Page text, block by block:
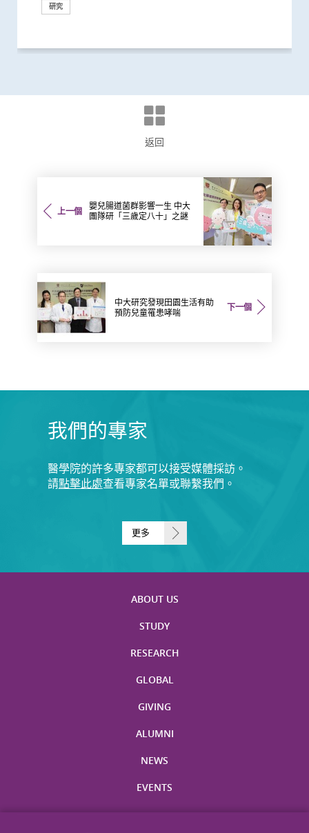
研究
健康推廣計劃
研究
研究
研究
醫學教育
醫學教育
健康推廣計劃
健康推廣計劃
研討會
健康推廣計劃
研究
研究
研究
研究
研究
研究
健康推廣計劃
研究
研究
研究
研究
研究
研究
研究
研究
研究
研究
研究
研究
健康推廣計劃
研究
研究
研究
研討會
研討會
外科創新技術
研究
研討會
研究
返回
上一個
嬰兒腸道菌群影響一生 中大
團隊研「三歲定八十」之謎
下一個
中大研究發現田園生活有助
預防兒童罹患哮喘
我們的專家
醫學院的許多專家都可以接受媒體採訪。
請點擊此處查看專家名單或聯繫我們。
更多
ABOUT US
STUDY
RESEARCH
GLOBAL
GIVING
ALUMNI
NEWS
EVENTS